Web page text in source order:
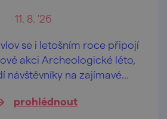
11. 8. '26
se i letošním roce připojí
akci Archeologické léto,
návštěvníky na zajímavé
ústavů, muzeí
prohlédnout